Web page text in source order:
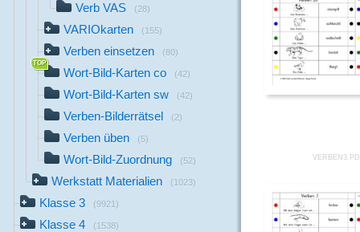
Verb VAS (28)
VARIOkarten (155)
Verben einsetzen (80)
Wort-Bild-Karten co (42)
Wort-Bild-Karten sw (42)
Verben-Bilderrätsel (2)
Verben üben (5)
Wort-Bild-Zuordnung (52)
Werkstatt Materialien (1023)
Klasse 3 (9921)
Klasse 4 (1538)